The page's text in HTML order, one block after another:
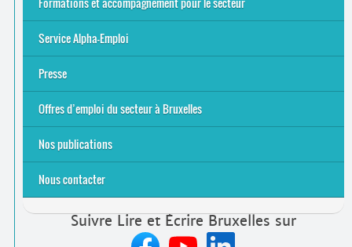
S’initier
Se former
Se rencontrer
Être accompagné·e
Service Alpha-Emploi
Équipe et contacts
Accompagnement individuel
Accompagnement collectif
Folder Service Alpha-Emploi
Presse
2021
2024
2025
Offres d’emploi du secteur à Bruxelles
Emplois rémunérés
Bénévolat
Candidature spontanée à Lire et Écrire Bruxelles
Nos publications
Nous contacter
Suivre Lire et Écrire Bruxelles sur